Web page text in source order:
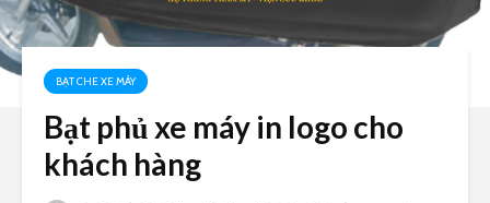
BẠT CHE XE MÁY
Bạt phủ xe máy in logo cho
khách hàng